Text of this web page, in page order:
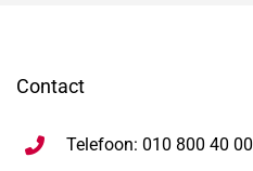
Contact
Telefoon: 010 800 40 00